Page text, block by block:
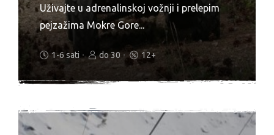
Uživajte u adrenalinskoj vožnji i prelepim
pejzažima Mokre Gore...
1-6 sati do 30 12+